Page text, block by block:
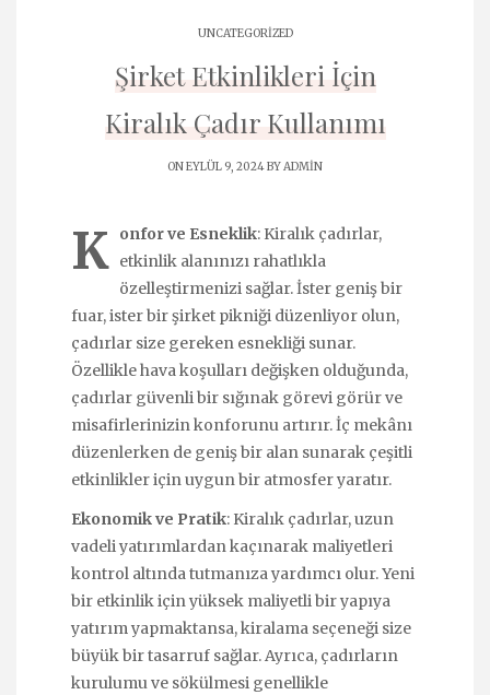
UNCATEGORIZED
Şirket Etkinlikleri İçin
Kiralık Çadır Kullanımı
ON EYLÜL 9, 2024 BYADMIN
K onfor ve Esneklik: Kiralık çadırlar,
etkinlik alanınızı rahatlıkla
özelleştirmenizi sağlar. İster geniş bir
fuar, ister bir şirket pikniği düzenliyor olun,
çadırlar size gereken esnekliği sunar.
Özellikle hava koşulları değişken olduğunda,
çadırlar güvenli bir sığınak görevi görür ve
misafirlerinizin konforunu artırır. İç mekânı
düzenlerken de geniş bir alan sunarak çeşitli
etkinlikler için uygun bir atmosfer yaratır.
Ekonomik ve Pratik: Kiralık çadırlar, uzun
vadeli yatırımlardan kaçınarak maliyetleri
kontrol altında tutmanıza yardımcı olur. Yeni
bir etkinlik için yüksek maliyetli bir yapıya
yatırım yapmaktansa, kiralama seçeneği size
büyük bir tasarruf sağlar. Ayrıca, çadırların
kurulumu ve sökülmesi genellikle